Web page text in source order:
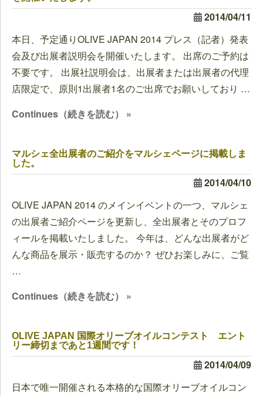
2014/04/11
本日、予定通りOLIVE JAPAN 2014 プレス（記者）発表
会及び出展者説明会を開催いたします。 出席のご予約は
不要です。 出展社説明会は、出展者または出展者の代理
店限定で、原則1出展者1名のご出席でお願いしており …
Continues（続きを読む） »
マルシェ全出展者のご紹介をマルシェページに掲載しま
した。
2014/04/10
OLIVE JAPAN 2014 のメインイベントの一つ、マルシェ
の出展者ご紹介ページを更新し、全出展者とそのプロフ
ィールを掲載いたしました。 今年は、どんな出展者がど
んな商品を展示・販売するのか？ ぜひお楽しみに、ご覧
…
Continues（続きを読む） »
OLIVE JAPAN 国際オリーブオイルコンテスト エント
リー締切まであと1週間です！
2014/04/09
日本で唯一開催される本格的な国際オリーブオイルコン